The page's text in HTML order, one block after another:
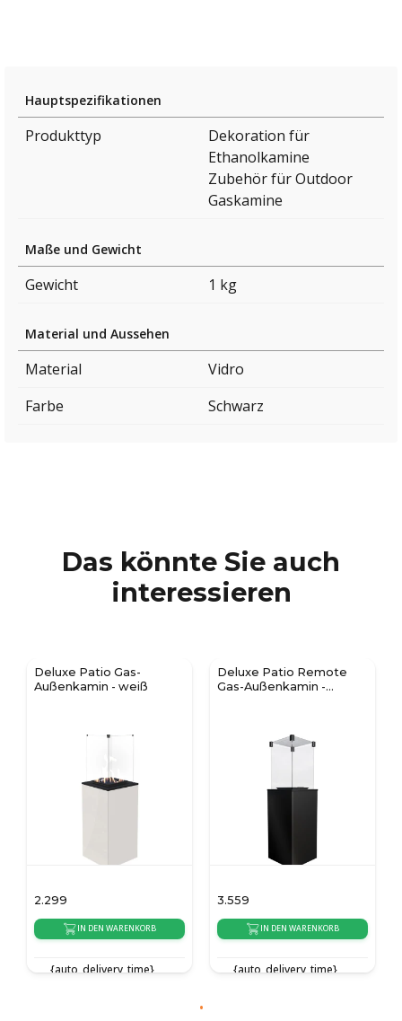
Hauptspezifikationen
Produkttyp
Dekoration für
Ethanolkamine
Zubehör für Outdoor
Gaskamine
Maße und Gewicht
Gewicht 1 kg
Material und Aussehen
Material
Vidro
Farbe
Schwarz
Das könnte Sie auch
interessieren
Deluxe Patio Gas-
Außenkamin - weiß
2.299
IN DEN WARENKORB
{auto_delivery_time}
Deluxe Patio Remote
Gas-Außenkamin -
3.559
IN DEN WARENKORB
{auto_delivery_time}